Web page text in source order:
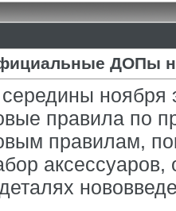
ДОПы
ноября
правила по
правилам,
аксессуаров,